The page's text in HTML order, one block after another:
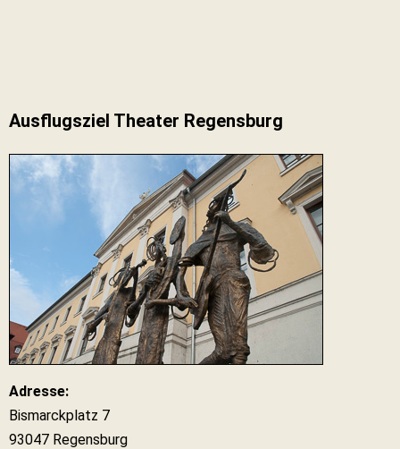
Ausflugsziel Theater Regensburg
Adresse:
Bismarckplatz 7
93047 Regensburg